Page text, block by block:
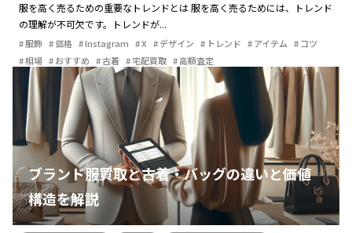
服を高く売るための重要なトレンドとは 服を高く売るためには、トレンド
の理解が不可欠です。トレンドが...
服飾 価格 Instagram X デザイン トレンド アイテム
コツ
相場
おすすめ 古着 宅配買取 高額査定
ブランド服買取と古着・バッグの違いと価値
構造を解説